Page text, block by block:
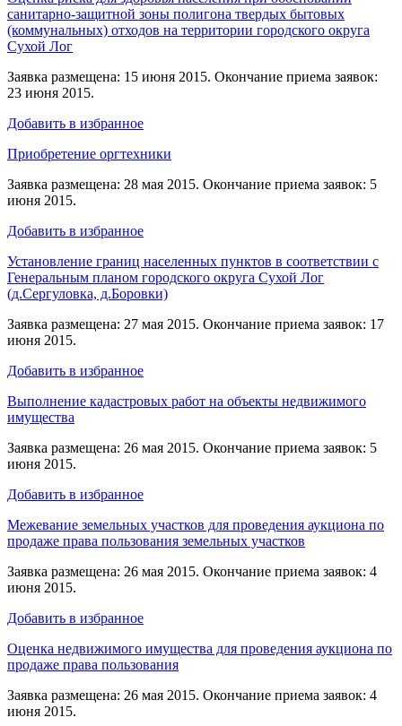
санитарно-защитной зоны полигона твердых бытовых
(коммунальных) отходов на территории городского округа
Сухой Лог
Заявка размещена: 15 июня 2015. Окончание приема заявок:
23 июня 2015.
Добавить в избранное
Приобретение оргтехники
Заявка размещена: 28 мая 2015. Окончание приема заявок: 5
июня 2015.
Добавить в избранное
Установление границ населенных пунктов в соответствии с
Генеральным планом городского округа Сухой Лог
(д.Сергуловка, д.Боровки)
Заявка размещена: 27 мая 2015. Окончание приема заявок: 17
июня 2015.
Добавить в избранное
Выполнение кадастровых работ на объекты недвижимого
имущества
Заявка размещена: 26 мая 2015. Окончание приема заявок: 5
июня 2015.
Добавить в избранное
Межевание земельных участков для проведения аукциона по
продаже права пользования земельных участков
Заявка размещена: 26 мая 2015. Окончание приема заявок: 4
июня 2015.
Добавить в избранное
Оценка недвижимого имущества для проведения аукциона по
продаже права пользования
Заявка размещена: 26 мая 2015. Окончание приема заявок: 4
июня 2015.